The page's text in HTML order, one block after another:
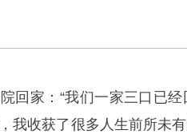
回家：“我们一家三口已
我收获了很多人生前所未